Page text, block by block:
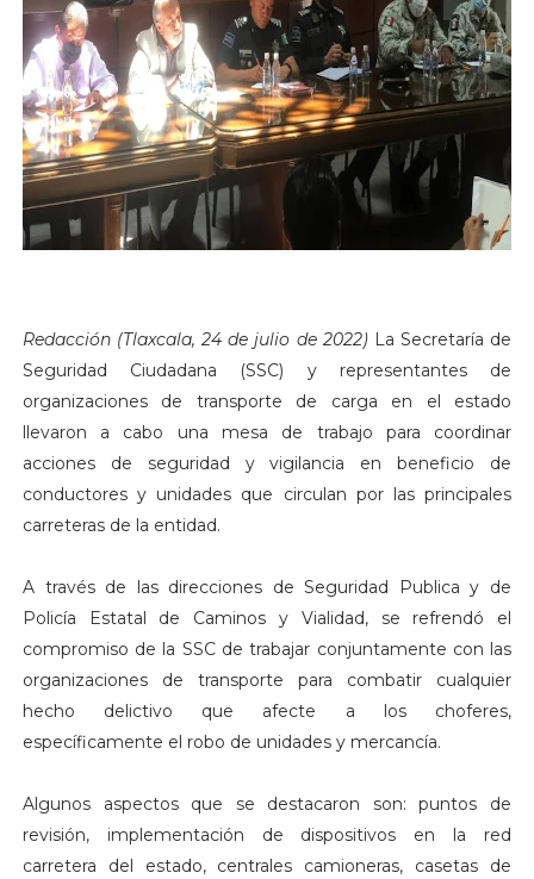
Redacción (Tlaxcala, 24 de julio de 2022) La Secretaría de
Seguridad Ciudadana (SSC) y representantes de
organizaciones de transporte de carga en el estado
llevaron a cabo una mesa de trabajo para coordinar
acciones de seguridad y vigilancia en beneficio de
conductores y unidades que circulan por las principales
carreteras de la entidad.
A través de las direcciones de Seguridad Publica y de
Policía Estatal de Caminos y Vialidad, se refrendó el
compromiso de la SSC de trabajar conjuntamente con las
organizaciones de transporte para combatir cualquier
hecho delictivo que afecte a los choferes,
específicamente el robo de unidades y mercancía.
Algunos aspectos que se destacaron son: puntos de
revisión, implementación de dispositivos en la red
carretera del estado, centrales camioneras, casetas de